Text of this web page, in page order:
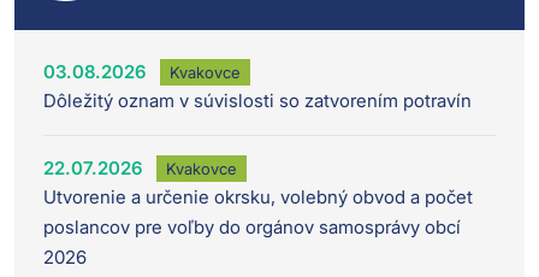
03.08.2026 Kvakovce
Dôležitý oznam v súvislosti so zatvorením potravín
22.07.2026 Kvakovce
Utvorenie a určenie okrsku, volebný obvod a počet
poslancov pre voľby do orgánov samosprávy obcí
2026